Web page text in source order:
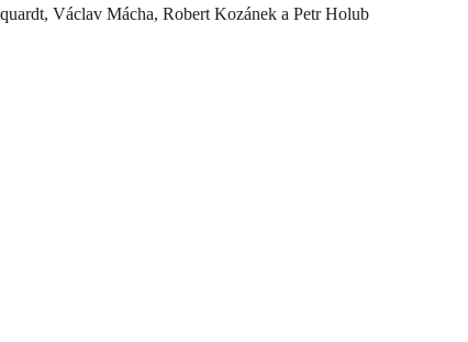
Václav Mácha, Robert Kozánek a Petr Holub